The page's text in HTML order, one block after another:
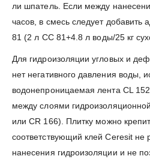
ли шпатель. Если между
часов, в смесь следует
81 (2 л СС 81+4.8 л воды/25 кг
Для гидроизоляции угловых и
нет негативного давления воды,
водонепроницаемая лента CL
между слоями
или CR 166). Плитку можно
соответствующий клей Ceresit не
нанесения гидроизоляции и не